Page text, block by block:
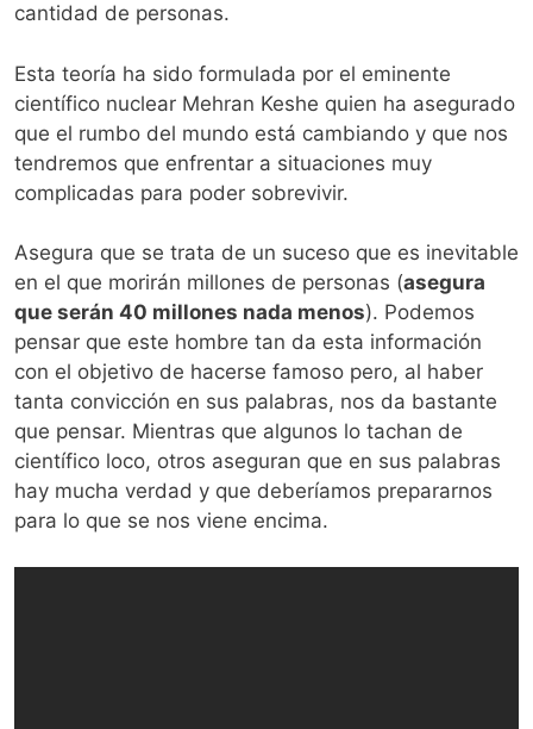
cantidad de personas.
Esta teoría ha sido formulada por el eminente
científico nuclear Mehran Keshe quien ha asegurado
que el rumbo del mundo está cambiando y que nos
tendremos que enfrentar a situaciones muy
complicadas para poder sobrevivir.
Asegura que se trata de un suceso que es inevitable
en el que morirán millones de personas (asegura
que serán 40 millones nada menos). Podemos
pensar que este hombre tan da esta información
con el objetivo de hacerse famoso pero, al haber
tanta convicción en sus palabras, nos da bastante
que pensar. Mientras que algunos lo tachan de
científico loco, otros aseguran que en sus palabras
hay mucha verdad y que deberíamos prepararnos
para lo que se nos viene encima.